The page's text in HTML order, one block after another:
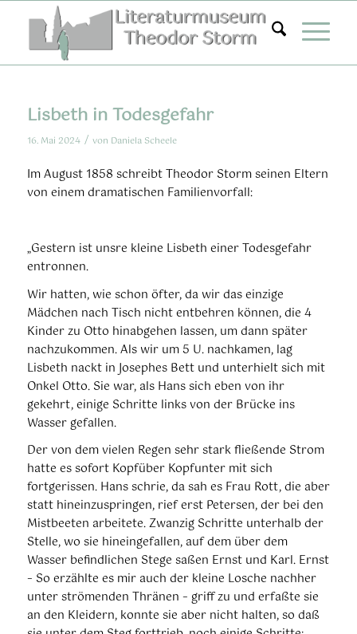
springen
Lisbeth in Todesgefahr
16. Mai 2024 / von Daniela Scheele
Im August 1858 schreibt Theodor Storm seinen Eltern
von einem dramatischen Familienvorfall:
„Gestern ist unsre kleine Lisbeth einer Todesgefahr
entronnen.
Wir hatten, wie schon öfter, da wir das einzige
Mädchen nach Tisch nicht entbehren können, die 4
Kinder zu Otto hinabgehen lassen, um dann später
nachzukommen. Als wir um 5 U. nachkamen, lag
Lisbeth nackt in Josephes Bett und unterhielt sich mit
Onkel Otto. Sie war, als Hans sich eben von ihr
gekehrt, einige Schritte links von der Brücke ins
Wasser gefallen.
Der von dem vielen Regen sehr stark fließende Strom
hatte es sofort Kopfüber Kopfunter mit sich
fortgerissen. Hans schrie, da sah es Frau Rott, die aber
statt hineinzuspringen, rief erst Petersen, der bei den
Mistbeeten arbeitete. Zwanzig Schritte unterhalb der
Stelle, wo sie hineingefallen, auf dem über dem
Wasser befindlichen Stege saßen Ernst und Karl. Ernst
– So erzählte es mir auch der kleine Losche nachher
unter strömenden Thränen – griff zu und erfaßte sie
an den Kleidern, konnte sie aber nicht halten, so daß